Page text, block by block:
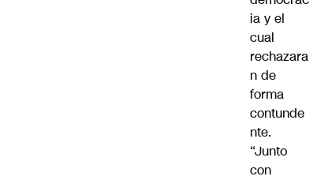
ia y el
cual
rechazara
n de
forma
contunde
nte.
“Junto
con